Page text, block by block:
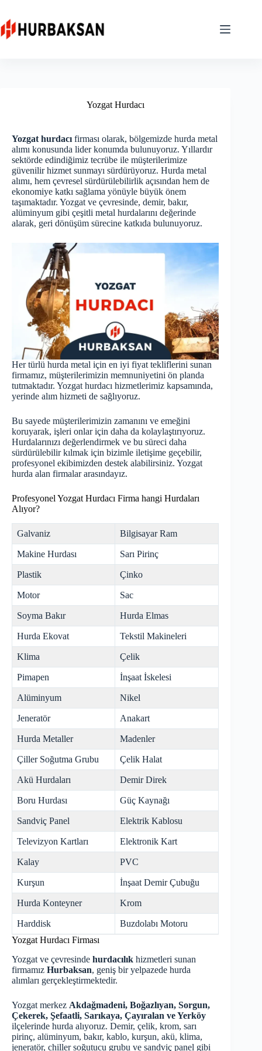
content
Yozgat Hurdacı
Yozgat hurdacı firması olarak, bölgemizde hurda metal
alımı konusunda lider konumda bulunuyoruz. Yıllardır
sektörde edindiğimiz tecrübe ile müşterilerimize
güvenilir hizmet sunmayı sürdürüyoruz. Hurda metal
alımı, hem çevresel sürdürülebilirlik açısından hem de
ekonomiye katkı sağlama yönüyle büyük önem
taşımaktadır. Yozgat ve çevresinde, demir, bakır,
alüminyum gibi çeşitli metal hurdalarını değerinde
alarak, geri dönüşüm sürecine katkıda bulunuyoruz.
Her türlü hurda metal için en iyi fiyat tekliflerini sunan
firmamız, müşterilerimizin memnuniyetini ön planda
tutmaktadır. Yozgat hurdacı hizmetlerimiz kapsamında,
yerinde alım hizmeti de sağlıyoruz.
Bu sayede müşterilerimizin zamanını ve emeğini
koruyarak, işleri onlar için daha da kolaylaştırıyoruz.
Hurdalarınızı değerlendirmek ve bu süreci daha
sürdürülebilir kılmak için bizimle iletişime geçebilir,
profesyonel ekibimizden destek alabilirsiniz. Yozgat
hurda alan firmalar arasındayız.
Profesyonel Yozgat Hurdacı Firma hangi Hurdaları
Alıyor?
Galvaniz Bilgisayar Ram
Makine Hurdası Sarı Pirinç
Plastik Çinko
Motor Sac
Soyma Bakır Hurda Elmas
Hurda Ekovat Tekstil Makineleri
Klima Çelik
Pimapen İnşaat İskelesi
Alüminyum Nikel
Jeneratör Anakart
Hurda Metaller Madenler
Çiller Soğutma Grubu Çelik Halat
Akü Hurdaları Demir Direk
Boru Hurdası Güç Kaynağı
Sandviç Panel Elektrik Kablosu
Televizyon Kartları Elektronik Kart
Kalay PVC
Kurşun İnşaat Demir Çubuğu
Hurda Konteyner Krom
Harddisk
Buzdolabı Motoru
Yozgat Hurdacı Firması
Yozgat ve çevresinde hurdacılık hizmetleri sunan
firmamız Hurbaksan, geniş bir yelpazede hurda
alımları gerçekleştirmektedir.
Yozgat merkez Akdağmadeni, Boğazlıyan, Sorgun,
Çekerek, Şefaatli, Sarıkaya, Çayıralan ve Yerköy
ilçelerinde hurda alıyoruz. Demir, çelik, krom, sarı
pirinç, alüminyum, bakır, kablo, kurşun, akü, klima,
jeneratör, chiller soğutucu grubu ve sandviç panel gibi